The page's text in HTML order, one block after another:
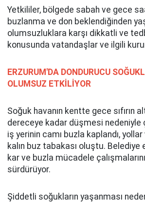
Yetkililer, bölgede sabah ve gece
buzlanma ve don beklendiğinden
olumsuzluklara karşı dikkatli ve
konusunda vatandaşlar ve ilgili
ERZURUM'DA DONDURUCU
OLUMSUZ ETKİLİYOR
Soğuk havanın kentte gece sıfırın
dereceye kadar düşmesi nedeniyle
iş yerinin camı buzla kaplandı, yollar
kalın buz tabakası oluştu.
kar ve buzla mücadele çalışmalarını
sürdürüyor.
Şiddetli soğukların yaşanması